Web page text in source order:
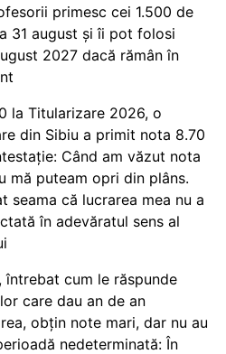
primesc cei 1.500 de
31 august și îi pot folosi
2027 dacă rămân în
la Titularizare 2026, o
din Sibiu a primit nota 8.70
Când am văzut nota
mă puteam opri din plâns.
seama că lucrarea mea nu a
în adevăratul sens al
întrebat cum le răspunde
care dau an de an
obțin note mari, dar nu au
nedeterminată: În